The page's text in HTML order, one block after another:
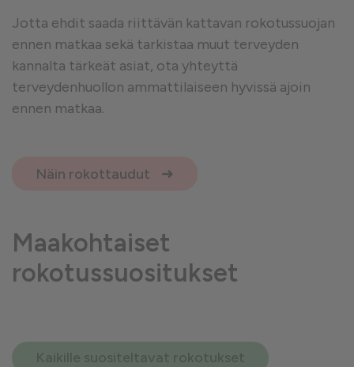
Jotta ehdit saada riittävän kattavan rokotussuojan
ennen matkaa sekä tarkistaa muut terveyden
kannalta tärkeät asiat, ota yhteyttä
terveydenhuollon ammattilaiseen hyvissä ajoin
ennen matkaa.
Näin rokottaudut
Maakohtaiset
rokotussuositukset
Kaikille suositeltavat rokotukset